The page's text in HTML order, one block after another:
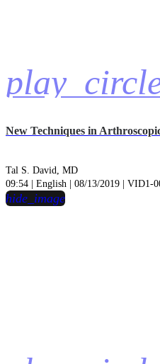
New Techniques in
Tal S. David, MD
09:54 | English | 08/13/2019 | VID1-
hide_image